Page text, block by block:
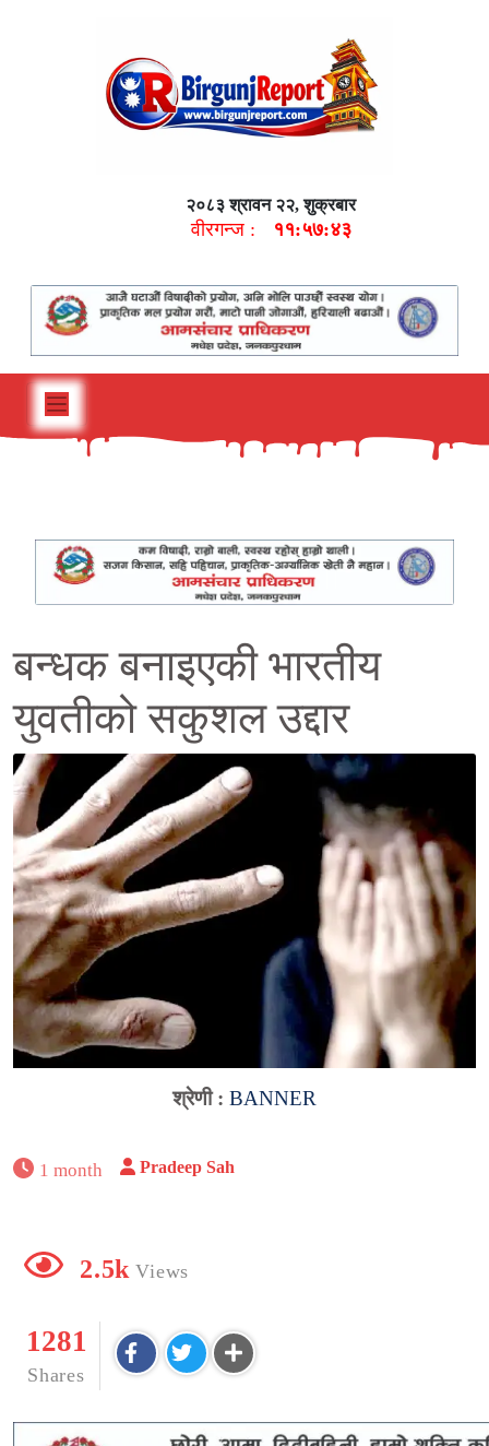
२०८३ श्रावन २२, शुक्रबार
वीरगन्ज : ११:५७:४४
बन्धक बनाइएकी भारतीय
युवतीको सकुशल उद्दार
श्रेणी : BANNER
1 month Pradeep Sah
2.5k Views
1281
Shares